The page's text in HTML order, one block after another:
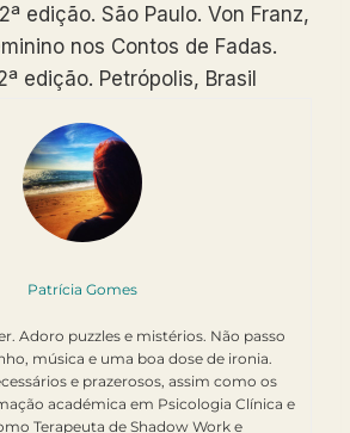
edição. São Paulo. Von Franz,
nos Contos de Fadas.
edição. Petrópolis, Brasil
Patrícia Gomes
Adoro puzzles e mistérios. Não passo
música e uma boa dose de ironia.
e prazerosos, assim como os
académica em Psicologia Clínica e
Terapeuta de Shadow Work e